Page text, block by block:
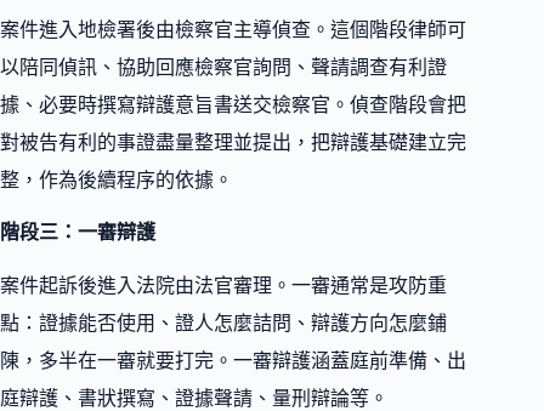
案件進入地檢署後由檢察官主導偵查。這個階段律師可
以陪同偵訊、協助回應檢察官詢問、聲請調查有利證
據、必要時撰寫辯護意旨書送交檢察官。偵查階段會把
對被告有利的事證盡量整理並提出，把辯護基礎建立完
整，作為後續程序的依據。
階段三：一審辯護
案件起訴後進入法院由法官審理。一審通常是攻防重
點：證據能否使用、證人怎麼詰問、辯護方向怎麼鋪
陳，多半在一審就要打完。一審辯護涵蓋庭前準備、出
庭辯護、書狀撰寫、證據聲請、量刑辯論等。